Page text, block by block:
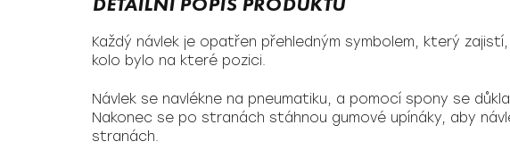
Každý návlek je opatřen přehledným symbolem, který
kolo bylo na které pozici.
Návlek se navlékne na pneumatiku, a pomocí spony se
Nakonec se po stranách stáhnou gumové upínáky, aby
stranách.